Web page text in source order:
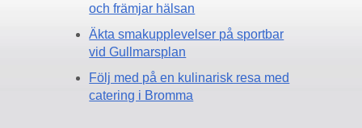
och främjar hälsan
Äkta smakupplevelser på sportbar
vid Gullmarsplan
Följ med på en kulinarisk resa med
catering i Bromma